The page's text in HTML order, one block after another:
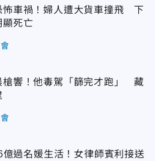
怖車禍！婦人遭大貨車撞飛 下
顯死亡
槍響！他毒駕「篩完才跑」 藏
過名媛生活！女律師賓利接送